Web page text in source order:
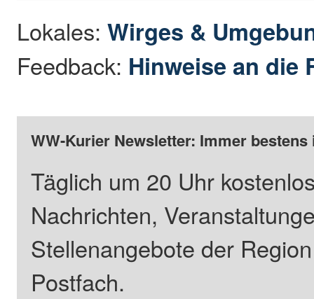
Lokales:Wirges &
Feedback: Hinweise an die
WW-Kurier Newsletter: Immer
Täglich um 20 Uhr
Nachrichten,
Stellenangebote der
Postfach.